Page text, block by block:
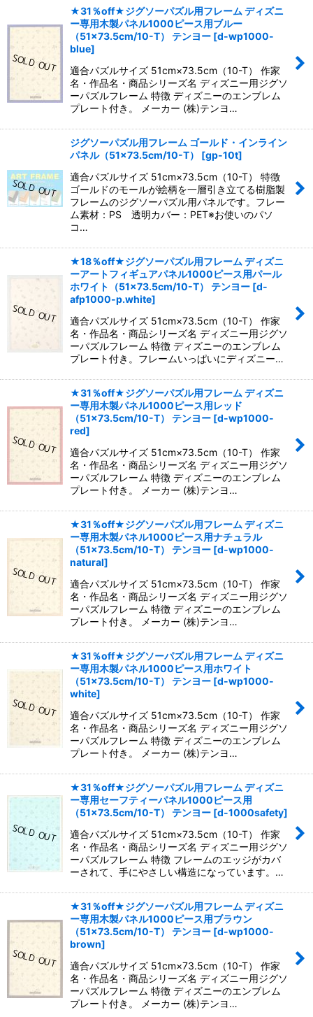
★31％off★ジグソーパズル用フレーム ディズニ
ー専用木製パネル1000ピース用ブルー
（51×73.5cm/10-T） テンヨー [d-wp1000-
blue]
適合パズルサイズ 51cm×73.5cm（10-T） 作家
名・作品名・商品シリーズ名 ディズニー用ジグソ
ーパズルフレーム 特徴 ディズニーのエンブレム
プレート付き。 メーカー (株)テンヨ…
ジグソーパズル用フレーム ゴールド・インライン
パネル（51×73.5cm/10-T）
[gp-10t]
適合パズルサイズ 51cm×73.5cm（10-T） 特徴
ゴールドのモールが絵柄を一層引き立てる樹脂製
フレームのジグソーパズル用パネルです。フレー
ム素材：PS 透明カバー：PET※お使いのパソ
コ…
★18％off★ジグソーパズル用フレーム ディズニ
ーアートフィギュアパネル1000ピース用パール
ホワイト（51×73.5cm/10-T） テンヨー [d-
afp1000-p.white]
適合パズルサイズ 51cm×73.5cm（10-T） 作家
名・作品名・商品シリーズ名 ディズニー用ジグソ
ーパズルフレーム 特徴 ディズニーのエンブレム
プレート付き。フレームいっぱいにディズニー…
★31％off★ジグソーパズル用フレーム ディズニ
ー専用木製パネル1000ピース用レッド
（51×73.5cm/10-T） テンヨー [d-wp1000-
red]
適合パズルサイズ 51cm×73.5cm（10-T） 作家
名・作品名・商品シリーズ名 ディズニー用ジグソ
ーパズルフレーム 特徴 ディズニーのエンブレム
プレート付き。 メーカー (株)テンヨ…
★31％off★ジグソーパズル用フレーム ディズニ
ー専用木製パネル1000ピース用ナチュラル
（51×73.5cm/10-T） テンヨー [d-wp1000-
natural]
適合パズルサイズ 51cm×73.5cm（10-T） 作家
名・作品名・商品シリーズ名 ディズニー用ジグソ
ーパズルフレーム 特徴 ディズニーのエンブレム
プレート付き。 メーカー (株)テンヨ…
★31％off★ジグソーパズル用フレーム ディズニ
ー専用木製パネル1000ピース用ホワイト
（51×73.5cm/10-T） テンヨー [d-wp1000-
white]
適合パズルサイズ 51cm×73.5cm（10-T） 作家
名・作品名・商品シリーズ名 ディズニー用ジグソ
ーパズルフレーム 特徴 ディズニーのエンブレム
プレート付き。 メーカー (株)テンヨ…
★31％off★ジグソーパズル用フレーム ディズニ
ー専用セーフティーパネル1000ピース用
（51×73.5cm/10-T） テンヨー [d-1000safety]
適合パズルサイズ 51cm×73.5cm（10-T） 作家
名・作品名・商品シリーズ名 ディズニー用ジグソ
ーパズルフレーム 特徴 フレームのエッジがカバ
ーされて、手にやさしい構造になっています。…
★31％off★ジグソーパズル用フレーム ディズニ
ー専用木製パネル1000ピース用ブラウン
（51×73.5cm/10-T） テンヨー [d-wp1000-
brown]
適合パズルサイズ 51cm×73.5cm（10-T） 作家
名・作品名・商品シリーズ名 ディズニー用ジグソ
ーパズルフレーム 特徴 ディズニーのエンブレム
プレート付き。 メーカー (株)テンヨ…